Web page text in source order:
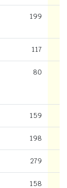
199
117
80
159
198
279
158